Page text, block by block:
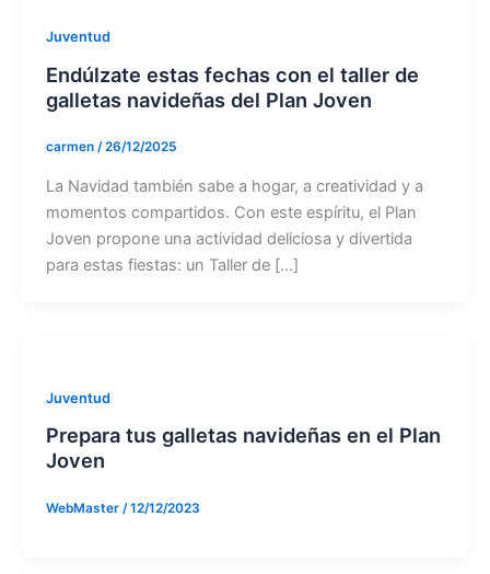
Juventud
Endúlzate estas fechas con el taller de
galletas navideñas del Plan Joven
carmen /26/12/2025
La Navidad también sabe a hogar, a creatividad y a
momentos compartidos. Con este espíritu, el Plan
Joven propone una actividad deliciosa y divertida
para estas fiestas: un Taller de […]
Juventud
Prepara tus galletas navideñas en el Plan
Joven
WebMaster /12/12/2023